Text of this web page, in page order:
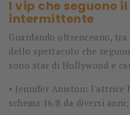
I vip che seguono
intermittente
Guardando oltreoceano,
dello spettacolo che
sono star di Hollywood e
• Jennifer Aniston: l'attrice
schema 16/8 da diversi anni;